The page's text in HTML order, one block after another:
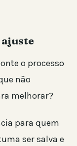
o processo
não
melhorar?
para quem
ser salva e